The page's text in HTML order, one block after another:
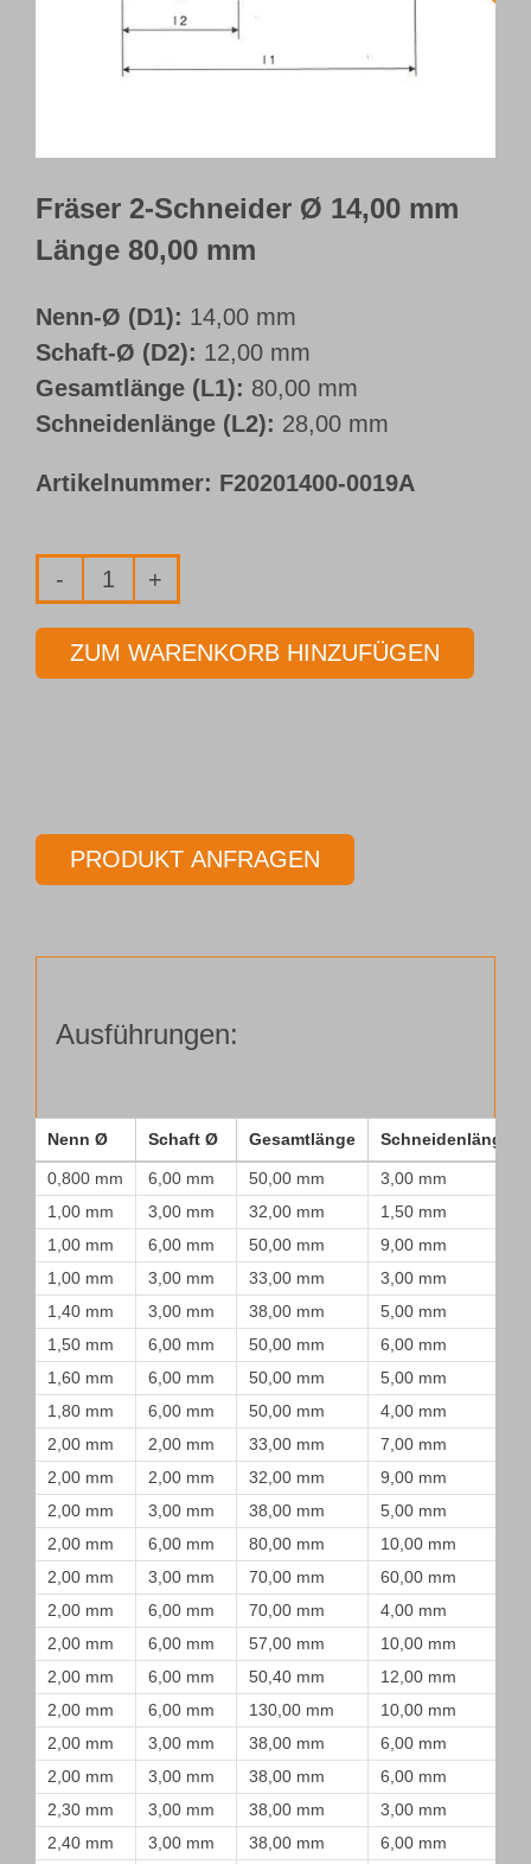
Webshop
Fräser 2-Schneider Ø 14,00 mm
Länge 80,00 mm
Nenn-Ø (D1): 14,00 mm
Schaft-Ø (D2): 12,00 mm
Gesamtlänge (L1): 80,00 mm
Schneidenlänge (L2): 28,00 mm
Artikelnummer: F20201400-0019A
Fräser
2-
Schneider
80,00
mm
ZUM WARENKORB HINZUFÜGEN
PRODUKT ANFRAGEN
Ausführungen:
Nenn Ø Schaft Ø Gesamtlänge Schneidenlänge
0,800 mm 6,00 mm 50,00 mm
3,00 mm
1,00 mm
3,00 mm 32,00 mm
1,50 mm
1,00 mm
6,00 mm 50,00 mm
9,00 mm
1,00 mm
3,00 mm 33,00 mm
3,00 mm
1,40 mm
3,00 mm 38,00 mm
5,00 mm
1,50 mm
6,00 mm 50,00 mm
6,00 mm
1,60 mm
6,00 mm 50,00 mm
5,00 mm
1,80 mm
6,00 mm 50,00 mm
4,00 mm
2,00 mm
2,00 mm 33,00 mm
7,00 mm
2,00 mm
2,00 mm 32,00 mm
9,00 mm
2,00 mm
3,00 mm 38,00 mm
5,00 mm
2,00 mm
6,00 mm 80,00 mm
10,00 mm
2,00 mm
3,00 mm 70,00 mm
60,00 mm
2,00 mm
6,00 mm 70,00 mm
4,00 mm
2,00 mm
6,00 mm 57,00 mm
10,00 mm
2,00 mm
6,00 mm 50,40 mm
12,00 mm
2,00 mm
6,00 mm 130,00 mm
10,00 mm
2,00 mm
3,00 mm 38,00 mm
6,00 mm
2,00 mm
3,00 mm 38,00 mm
6,00 mm
2,30 mm
3,00 mm 38,00 mm
3,00 mm
2,40 mm
3,00 mm 38,00 mm
6,00 mm